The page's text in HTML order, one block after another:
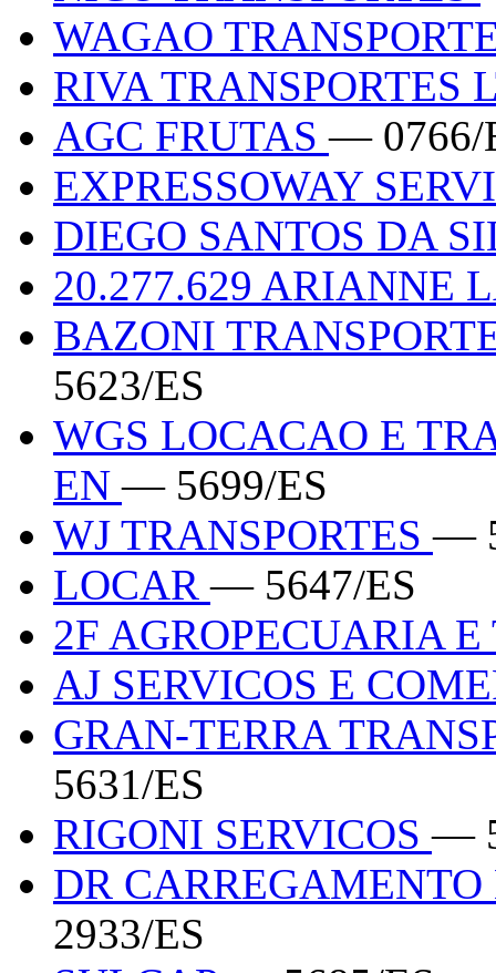
WAGAO
RIVA TRANSPORTES
AGC FRUTAS— 0766/
EXPRESSOWAY
DIEGO SANTOS DA
20.277.629 ARIANNE
BAZONI
5623/ES
WGS LOCACAO E
EN— 5699/ES
WJ TRANSPORTES—
LOCAR— 5647/ES
2F AGROPECUARIA
AJ SERVICOS E
GRAN-TERRA
5631/ES
RIGONI SERVICOS—
DR
2933/ES